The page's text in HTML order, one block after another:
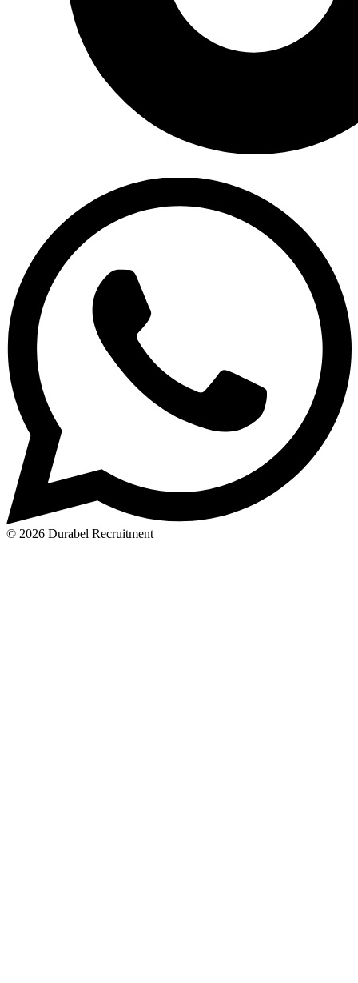
© 2026 Durabel Recruitment